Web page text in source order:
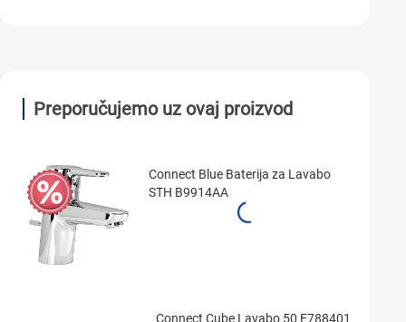
Preporučujemo uz ovaj proizvod
Connect Blue Baterija za Lavabo
STH B9914AA
Connect Cube Lavabo 50 E788401